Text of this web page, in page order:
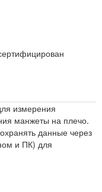
измерения
манжеты на плечо.
данные через
и ПК) для